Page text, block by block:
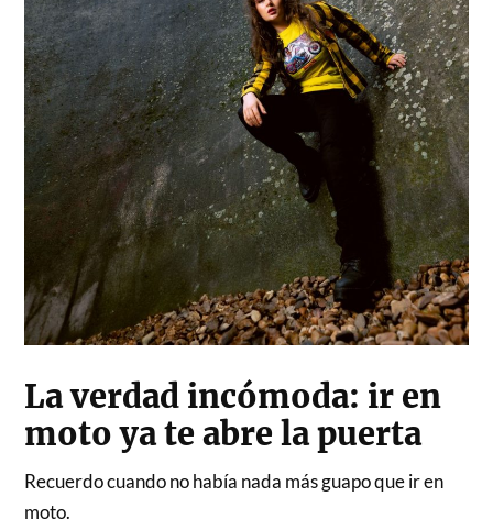
La verdad incómoda: ir en
moto ya te abre la puerta
Recuerdo cuando no había nada más guapo que ir en
moto.